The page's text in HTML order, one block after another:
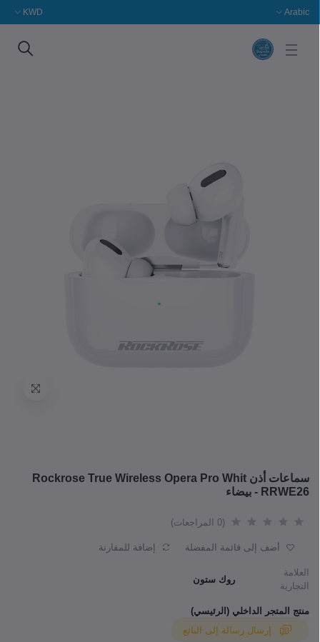
Arabic
KWD
سماعات أذن Rockrose True Wireless Opera Pro Whit
RRWE26 - بيضاء
(0 المراجعات)
أضف إلى قائمة المفضلة إضافة للمقارنة
العلامة
التجارية
روك ستون
منتج المتجر الداخلي (الرئيسي)